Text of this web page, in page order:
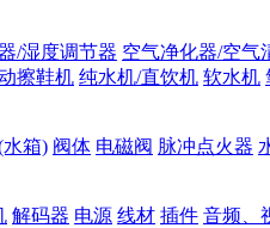
/湿度调节器 空气净化器/空气
擦鞋机 纯水机/直饮机 软水机
箱) 阀体 电磁阀 脉冲点火器
解码器 电源 线材 插件 音频、